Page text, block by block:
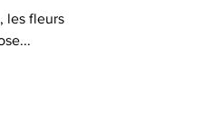
les fleurs